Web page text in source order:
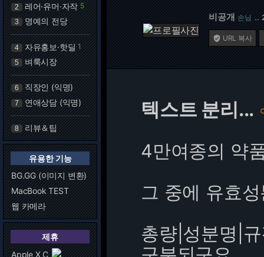
2 레어·유머·자작 5
3 명예의 전당
4 자유홍보·핫딜 1
5 벼룩시장
6 직장인 (익명)
7 연애상담 (익명)
8 리뷰＆팁
유용한 기능
BG.GG (이미지 변환)
MacBook TEST
웹 카메라
제휴
Apple X C
비공개 손님 …
 URL 복사
텍스트 분리...
4만여종의 약
그 중에 유효
총량|성분명|